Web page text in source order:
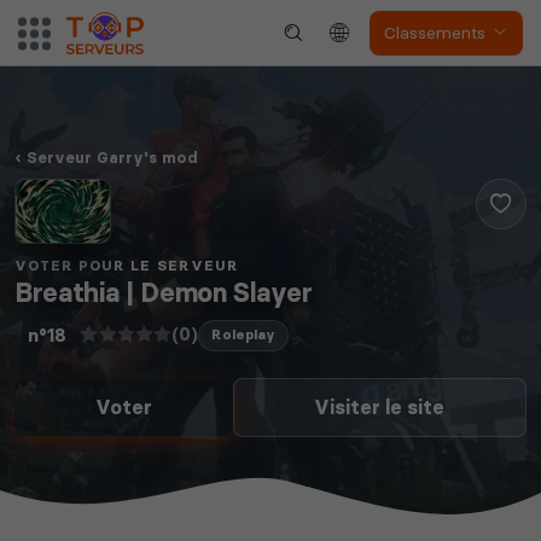
Classements
Serveur Garry's mod
VOTER POUR LE SERVEUR
Breathia | Demon Slayer
n°18 (0) Roleplay
Voter Visiter le site